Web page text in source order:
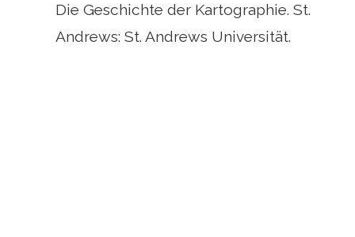
Die Geschichte der Kartographie. St.
Andrews: St. Andrews Universität.